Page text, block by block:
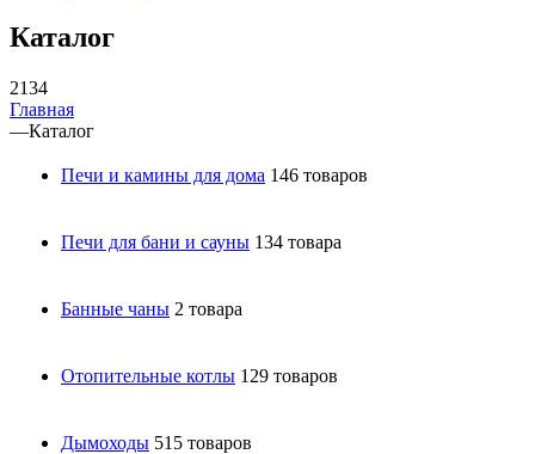
Каталог
2134
Главная
—Каталог
Печи и камины для дома 146 товаров
Печи для бани и сауны 134 товара
Банные чаны 2 товара
Отопительные котлы 129 товаров
Дымоходы 515 товаров